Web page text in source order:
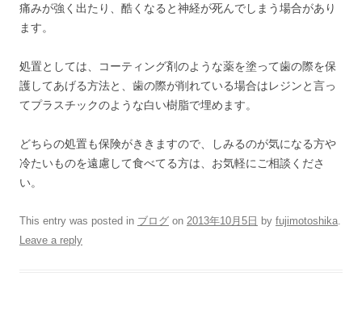
痛みが強く出たり、酷くなると神経が死んでしまう場合があり
ます。
処置としては、コーティング剤のような薬を塗って歯の際を保
護してあげる方法と、歯の際が削れている場合はレジンと言っ
てプラスチックのような白い樹脂で埋めます。
どちらの処置も保険がききますので、しみるのが気になる方や
冷たいものを遠慮して食べてる方は、お気軽にご相談くださ
い。
This entry was posted in ブログ on 2013年10月5日 by fujimotoshika
Leave a reply